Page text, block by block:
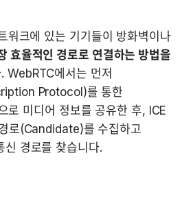
워크에 있는 기기들이 방화벽이나
효율적인 경로로 연결하는 방법을
WebRTC에서는 먼저
Protocol)를 통한
미디어 정보를 공유한 후, ICE
로(Candidate)를 수집하고
신 경로를 찾습니다.